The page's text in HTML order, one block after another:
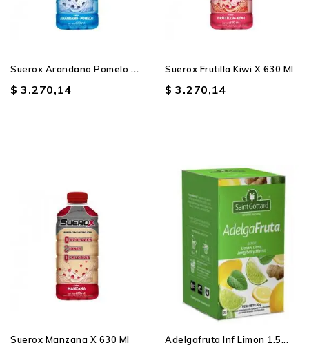
S
Uerox Arandano Pomelo X...
$ 3.270,14
Suerox Frutilla Kiwi X 630 Ml
$ 3.270,14
Suerox Manzana X 630 Ml Adelgafruta Inf Limon 1.5...